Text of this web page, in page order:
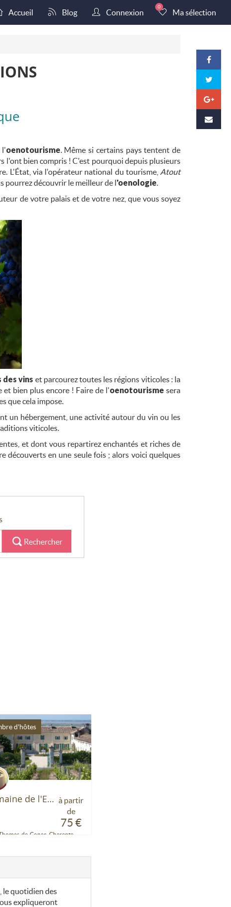
Accueil Blog Connexion
0
Ma sélection
l'oenotourisme. Même si certains pays tentent de
l'ont bien compris ! C'est pourquoi depuis plusieurs
L'État, via l'opérateur national du tourisme, Atout
pourrez découvrir le meilleur de l'oenologie.
de votre palais et de votre nez, que vous soyez
vins et parcourez toutes les régions viticoles : la
et bien plus encore ! Faire de l'oenotourisme sera
que cela impose.
un hébergement, une activité autour du vin ou les
viticoles.
et dont vous repartirez enchantés et riches de
découverts en une seule fois ; alors voici quelques
Rechercher
d'hôtes
à partir
de
75 €
Domaine de l'Estuaire
de-Conac, Charente-
, le quotidien des
expliqueront